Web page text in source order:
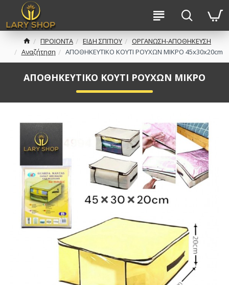
ΠΡΟΙΟΝΤΑ ΕΙΔΗ ΣΠΙΤΙΟΥ
ΟΡΓΑΝΩΣΗ-ΑΠΟΘΗΚΕΥΣΗ
Αναζήτηση
ΑΠΟΘΗΚΕΥΤΙΚΟ ΚΟΥΤΙ ΡΟΥΧΩΝ ΜΙΚΡΟ 45x30x20cm
ΑΠΟΘΗΚΕΥΤΙΚΟ ΚΟΥΤΙ ΡΟΥΧΩΝ ΜΙΚΡΟ